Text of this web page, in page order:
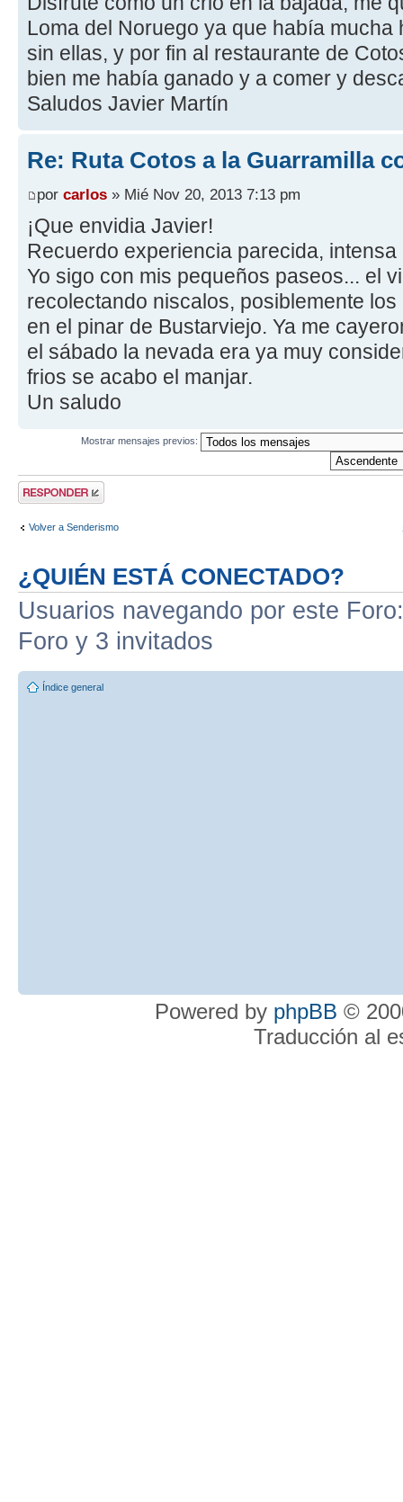
Loma del Noruego ya que había
sin ellas, y por fin al restaurante de
bien me había ganado y a comer y
Saludos Javier Martín
Re: Ruta Cotos a la Guarramilla
por carlos » Mié Nov 20, 2013 7:13 pm
¡Que envidia Javier!
Recuerdo experiencia parecida,
Yo sigo con mis pequeños paseos... el
recolectando niscalos, posiblemente
en el pinar de Bustarviejo. Ya me
el sábado la nevada era ya muy
frios se acabo el manjar.
Un saludo
Mostrar mensajes previos:
Publicar una
respuesta
Volver a Senderismo
¿QUIÉN ESTÁ CONECTADO?
Usuarios navegando por este
Foro y 3 invitados
Índice general
Powered by phpBB ©
Traducción al